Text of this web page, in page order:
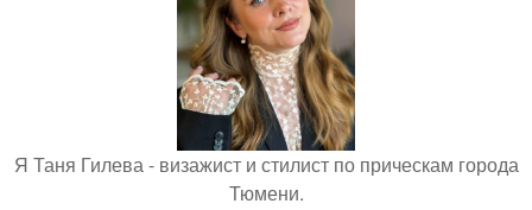
Я Таня Гилева - визажист и стилист по прическам города
Тюмени.